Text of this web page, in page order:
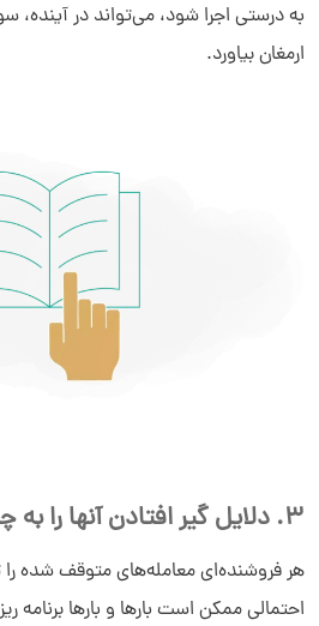
به درستی اجرا شود، می‌تواند در آینده،
ارمغان بیاورد.
3. دلایل گیر افتادن آنها را به چالش بکشید.
هر فروشنده‌ای معامله‌های متوقف شده
احتمالی ممکن است بارها و بارها برنامه